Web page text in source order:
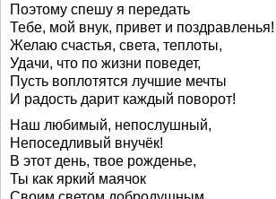
Поэтому спешу я передать
Тебе, мой внук, привет и поздравленья!
Желаю счастья, света, теплоты,
Удачи, что по жизни поведет,
Пусть воплотятся лучшие мечты
И радость дарит каждый поворот!
Наш любимый, непослушный,
Непоседливый внучёк!
В этот день, твое рожденье,
Ты как яркий маячок